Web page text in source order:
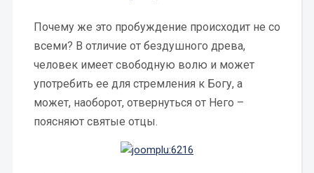
Почему же это пробуждение происходит не со
всеми? В отличие от бездушного древа,
человек имеет свободную волю и может
употребить ее для стремления к Богу, а
может, наоборот, отвернуться от Него –
поясняют святые отцы.